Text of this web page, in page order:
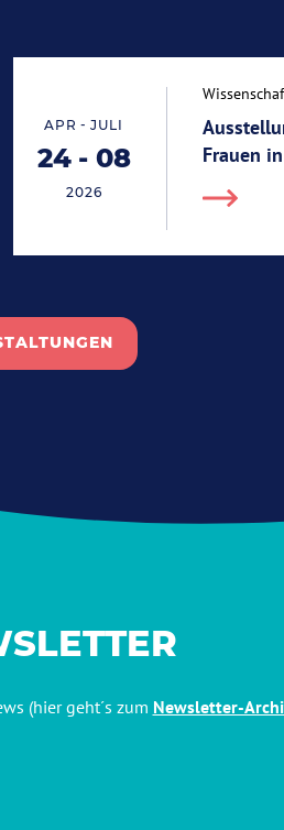
Start 24.04.2026
End 08.07.2026
APR - JULI
24 - 08
2026
Frauen
(hier geht´s zum Newsletter-